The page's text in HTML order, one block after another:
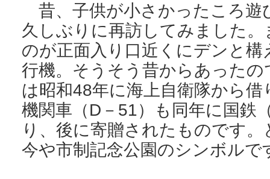
昔、子供が小さかったころ遊
久しぶりに再訪してみました
のが正面入り口近くにデンと構
行機。そうそう昔からあった
は昭和48年に海上自衛隊から
機関車（D－51）も同年に国鉄
り、後に寄贈されたものです
今や市制記念公園のシンボルで